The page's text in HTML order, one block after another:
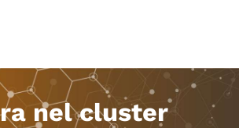
nel cluster